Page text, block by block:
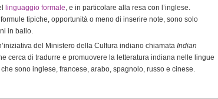
linguaggio formale, e in particolare alla resa con l’inglese.
tipiche, opportunità o meno di inserire note, sono solo
in ballo.
del Ministero della Cultura indiano chiamata Indian
cerca di tradurre e promuovere la letteratura indiana nelle lingue
sono inglese, francese, arabo, spagnolo, russo e cinese.